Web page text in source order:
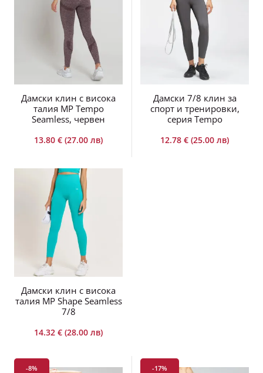
Дамски клин с висока
талия MP Tempo
Seamless, червен
13.80 € (27.00 лв)
Дамски 7/8 клин за
спорт и тренировки,
серия Tempo
12.78 € (25.00 лв)
Дамски клин с висока
талия MP Shape Seamless
7/8
14.32 € (28.00 лв)
-8% -17%